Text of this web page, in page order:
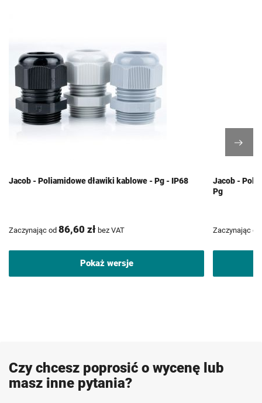
Jacob - Poliamidowe dławiki kablowe - Pg - IP68
Zaczynając od 86,60 zł bez VAT
Pokaż wersje
Jacob -
Pg
Zaczynając od
Czy chcesz poprosić o wycenę lub
masz inne pytania?